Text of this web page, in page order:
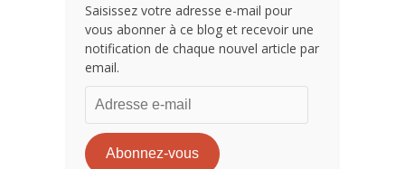
Saisissez votre adresse e-mail pour
vous abonner à ce blog et recevoir une
notification de chaque nouvel article par
email.
Adresse
e-
mail
Abonnez-vous